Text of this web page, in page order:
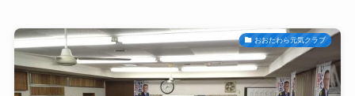
おおたわら元気クラブ